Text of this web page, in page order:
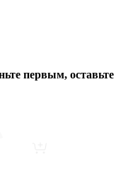
первым, оставьте